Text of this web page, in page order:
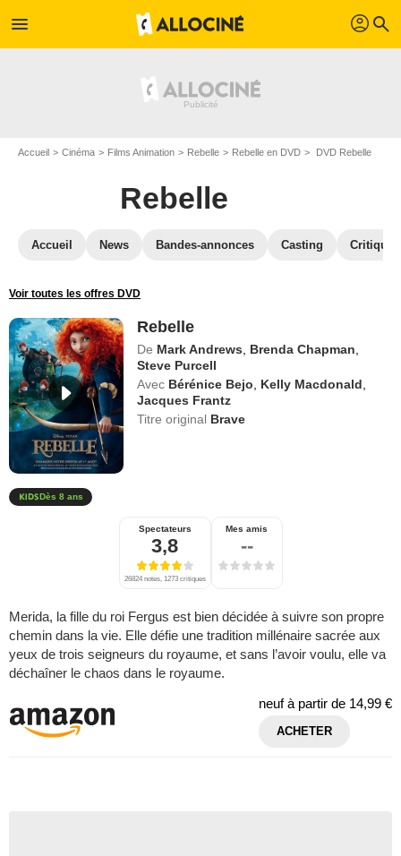
menu profil search
Accueil Cinéma Films Animation Rebelle Rebelle en DVD DVD Rebelle
Rebelle
Accueil News Bandes-annonces Casting
Voir toutes les offres DVD
Rebelle
De Mark Andrews Brenda Chapman
Steve Purcell
Avec Bérénice Bejo Kelly Macdonald
Jacques Frantz
Titre original Brave
Dès 8 ans
Spectateurs
3,8
26824 notes, 1273 critiques
Mes amis
--
Merida, la fille du roi Fergus est bien décidée à suivre son propre
chemin dans la vie. Elle défie une tradition millénaire sacrée aux
yeux de trois seigneurs du royaume, et sans l’avoir voulu, elle va
déchaîner le chaos dans le royaume.
neuf à partir de 14,99 €
ACHETER